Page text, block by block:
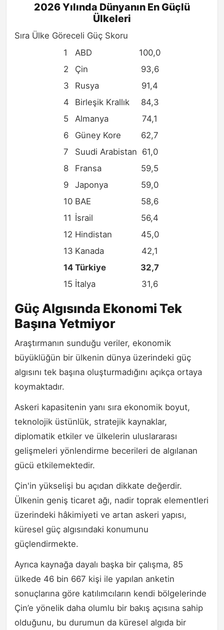
2026 Yılında Dünyanın En Güçlü
Ülkeleri
Sıra Ülke Göreceli Güç Skoru
1
ABD
100,0
2
Çin
93,6
3
Rusya
91,4
4
Birleşik Krallık
84,3
5
Almanya
74,1
6
Güney Kore
62,7
7
Suudi Arabistan 61,0
8
Fransa
59,5
9
Japonya
59,0
10 BAE
58,6
11 İsrail
56,4
12 Hindistan
45,0
13 Kanada
42,1
14 Türkiye
32,7
15 İtalya 31,6
Güç Algısında Ekonomi Tek
Başına Yetmiyor
Araştırmanın sunduğu veriler, ekonomik
büyüklüğün bir ülkenin dünya üzerindeki güç
algısını tek başına oluşturmadığını açıkça ortaya
koymaktadır.
Askeri kapasitenin yanı sıra ekonomik boyut,
teknolojik üstünlük, stratejik kaynaklar,
diplomatik etkiler ve ülkelerin uluslararası
gelişmeleri yönlendirme becerileri de algılanan
gücü etkilemektedir.
Çin'in yükselişi bu açıdan dikkate değerdir.
Ülkenin geniş ticaret ağı, nadir toprak elementleri
üzerindeki hâkimiyeti ve artan askeri yapısı,
küresel güç algısındaki konumunu
güçlendirmekte.
Ayrıca kaynağa dayalı başka bir çalışma, 85
ülkede 46 bin 667 kişi ile yapılan anketin
sonuçlarına göre katılımcıların kendi bölgelerinde
Çin’e yönelik daha olumlu bir bakış açısına sahip
olduğunu, bu durumun da küresel algıda bir